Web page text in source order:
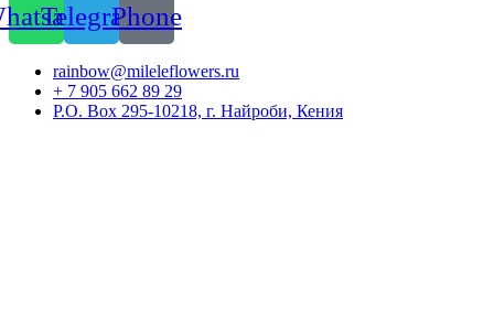
TelegramPhone
rainbow@mileleflowers.ru
+ 7 905 662 89 29
P.O. Box 295-10218, г. Найроби, Кения